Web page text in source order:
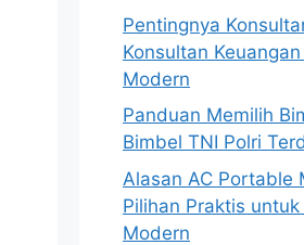
Pentingnya
Konsultan
Modern
Panduan Memilih
Bimbel TNI Polri
Alasan AC Portable
Pilihan Praktis untuk
Modern